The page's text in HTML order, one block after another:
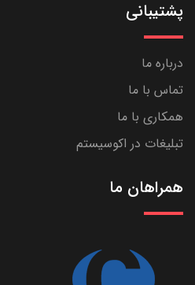
پشتیبانی
درباره ما
تماس با ما
همکاری با ما
تبلیغات در اکوسیستم
همراهان ما